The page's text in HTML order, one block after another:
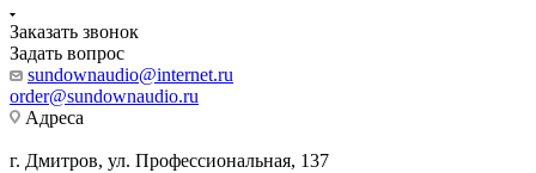
Заказать звонок
Задать вопрос
sundownaudio@internet.ru
order@sundownaudio.ru
Адреса
г. Дмитров, ул. Профессиональная, 137